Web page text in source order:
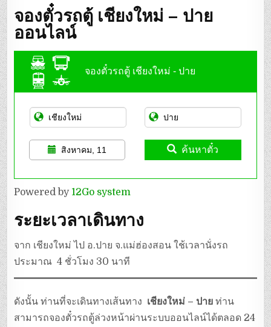
จองตั๋วรถตู้ เชียงใหม่ – ปาย
ออนไลน์
จองตั๋วรถตู้ เชียงใหม่ - ปาย
สิงหาคม, 11 ค้นหาตั๋ว
Powered by 12Go system
ระยะเวลาเดินทาง
จาก เชียงใหม่ ไป อ.ปาย จ.แม่ฮ่องสอน ใช้เวลานั่งรถ
ประมาณ 4 ชั่วโมง 30 นาที
ดังนั้น ท่านที่จะเดินทางเส้นทาง เชียงใหม่ – ปายท่าน
สามารถจองตั๋วรถตู้ล่วงหน้าผ่านระบบออนไลน์ได้ตลอด 24